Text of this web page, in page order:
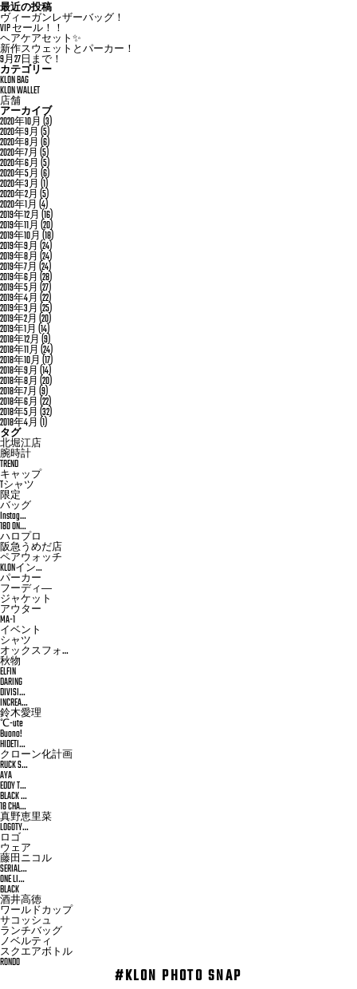
最近の投稿
ヴィーガンレザーバッグ！
VIP セール！！
ヘアケアセット✨
新作スウェットとパーカー！
9月27日まで！
カテゴリー
KLON BAG
KLON WALLET
店舗
アーカイブ
2020年10月(3)
2020年9月 (5)
2020年8月 (6)
2020年7月 (5)
2020年6月 (5)
2020年5月 (6)
2020年3月 (1)
2020年2月 (5)
2020年1月 (4)
2019年12月 (16)
2019年11月 (20)
2019年10月(18)
2019年9月 (24)
2019年8月 (24)
2019年7月 (24)
2019年6月 (28)
2019年5月 (27)
2019年4月 (22)
2019年3月 (25)
2019年2月 (20)
2019年1月 (14)
2018年12月 (9)
2018年11月 (24)
2018年10月(17)
2018年9月 (14)
2018年8月 (20)
2018年7月 (9)
2018年6月 (22)
2018年5月 (32)
2018年4月 (1)
タグ
北堀江店
腕時計
TREND
キャップ
Tシャツ
限定
バッグ
Instag…
180 ON…
ハロプロ
阪急うめだ店
ペアウォッチ
KLONイン…
パーカー
フーディ―
ジャケット
アウター
MA-1
イベント
シャツ
オックスフォ…
秋物
ELFIN
DARING
DIVISI…
INCREA…
鈴木愛理
℃-ute
Buono!
HIDETI…
クローン化計画
RUCK S…
AYA
EDDY T…
BLACK …
18 CHA…
真野恵里菜
LOGOTY…
ロゴ
ウェア
藤田ニコル
SERIAL…
ONE LI…
BLACK
酒井高徳
ワールドカップ
サコッシュ
ランチバッグ
ノベルティ
スクエアボトル
RONDO
#KLON PHOTO SNAP